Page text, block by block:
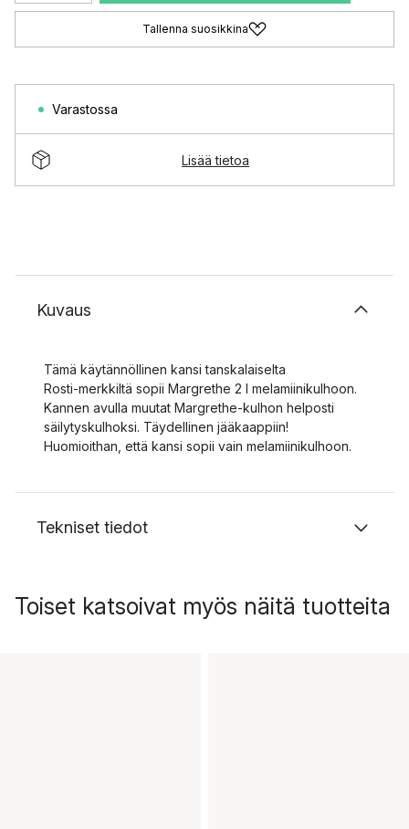
Tallenna suosikkina
Varastossa
Lisää tietoa
Kuvaus
Tämä käytännöllinen kansi tanskalaiselta
Rosti‑merkkiltä sopii Margrethe 2 l melamiinikulhoon.
Kannen avulla muutat Margrethe‑kulhon helposti
säilytyskulhoksi. Täydellinen jääkaappiin!
Huomioithan, että kansi sopii vain melamiinikulhoon.
Tekniset tiedot
Toiset katsoivat myös näitä tuotteita